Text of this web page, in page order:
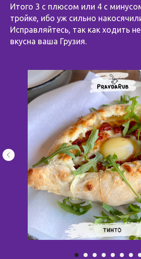
Итого 3 с плюсом или 4 с
тройке, ибо уж сильно
Исправляйтесь, так как ходить
вкусна ваша Грузия.